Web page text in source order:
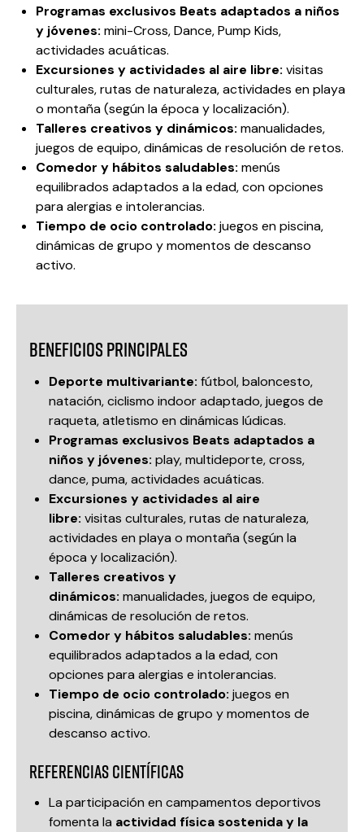
Programas exclusivos Beats adaptados a niños
y jóvenes: mini-Cross, Dance, Pump Kids,
actividades acuáticas.
Excursiones y actividades al aire libre: visitas
culturales, rutas de naturaleza, actividades en playa
o montaña (según la época y localización).
Talleres creativos y dinámicos: manualidades,
juegos de equipo, dinámicas de resolución de retos.
Comedor y hábitos saludables: menús
equilibrados adaptados a la edad, con opciones
para alergias e intolerancias.
Tiempo de ocio controlado: juegos en piscina,
dinámicas de grupo y momentos de descanso
activo.
Beneficios principales
Deporte multivariante: fútbol, baloncesto,
natación, ciclismo indoor adaptado, juegos de
raqueta, atletismo en dinámicas lúdicas.
Programas exclusivos Beats adaptados a
niños y jóvenes: play, multideporte, cross,
dance, puma, actividades acuáticas.
Excursiones y actividades al aire
libre: visitas culturales, rutas de naturaleza,
actividades en playa o montaña (según la
época y localización).
Talleres creativos y
dinámicos: manualidades, juegos de equipo,
dinámicas de resolución de retos.
Comedor y hábitos saludables: menús
equilibrados adaptados a la edad, con
opciones para alergias e intolerancias.
Tiempo de ocio controlado: juegos en
piscina, dinámicas de grupo y momentos de
descanso activo.
Referencias científicas
La participación en campamentos deportivos
fomenta la actividad física sostenida y la